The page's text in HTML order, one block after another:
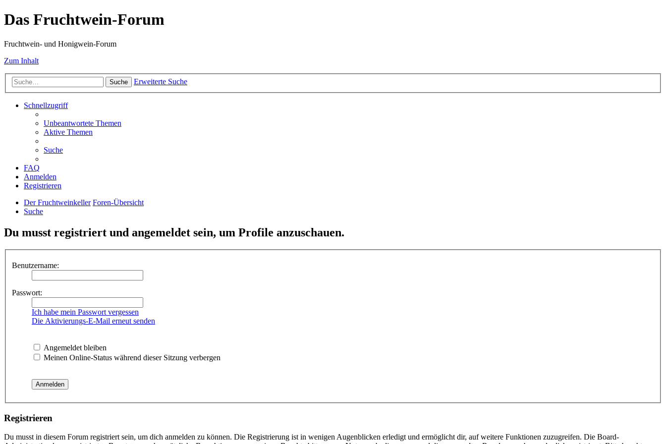
Das Fruchtwein-Forum
Fruchtwein- und Honigwein-Forum
Zum Inhalt
Suche Erweiterte Suche
Schnellzugriff
Unbeantwortete Themen
Aktive Themen
Suche
FAQ
Anmelden
Registrieren
Der Fruchtweinkeller Foren-Übersicht
Suche
Du musst registriert und angemeldet sein, um Profile anzuschauen.
Benutzername:
Passwort:
Ich habe mein Passwort vergessen
Die Aktivierungs-E-Mail erneut senden
Angemeldet bleiben
Meinen Online-Status während dieser Sitzung verbergen
Registrieren
Du musst in diesem Forum registriert sein, um dich anmelden zu können. Die Registrierung ist in wenigen Augenblicken erledigt und ermöglicht dir, auf weitere Funktionen zuzugreifen. Die Board-